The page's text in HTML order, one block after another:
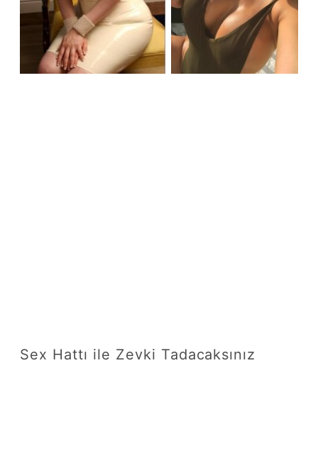
Sex Hattı ile Zevki Tadacaksınız